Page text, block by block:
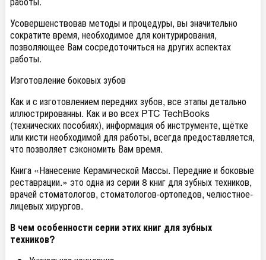
Усовершенствовав методы и процедуры, вы значительно
сократите время, необходимое для контурирования,
позволяющее Вам сосредоточиться на других аспектах
работы.
Изготовление боковых зубов
Как и с изготовлением передних зубов, все этапы детально
иллюстрированны. Как и во всех PTC TechBooks
(технических пособиях), информация об инструменте, щётке
или кисти необходимой для работы, всегда предоставляется,
что позволяет сэкономить Вам время.
Книга «Нанесение Керамической Массы. Передние и боковые
реставрации.» это одна из серии 8 книг для зубных техников,
врачей стоматологов, стоматологов-ортопедов, челюстное-
лицевых хирургов.
В чем особенности серии этих книг для зубных
техников?